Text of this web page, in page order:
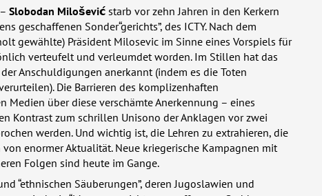
Slobodan Milošević starb vor zehn Jahren in den Kerkern
geschaffenen Sonder“gerichts”, des ICTY. Nach dem
gewählte) Präsident Milosevic im Sinne eines Vorspiels für
verteufelt und verleumdet worden. Im Stillen hat das
Anschuldigungen anerkannt (indem es die Toten
Die Barrieren des komplizenhaften
Medien über diese verschämte Anerkennung – eines
Kontrast zum schrillen Unisono der Anklagen vor zwei
werden. Und wichtig ist, die Lehren zu extrahieren, die
enormer Aktualität. Neue kriegerische Kampagnen mit
Folgen sind heute im Gange.
“ethnischen Säuberungen”, deren Jugoslawien und